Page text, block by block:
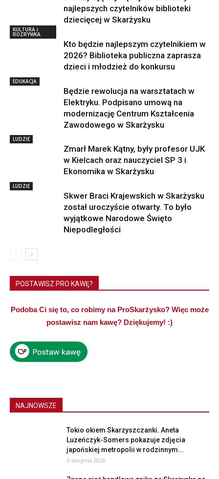
najlepszych czytelników biblioteki
dziecięcej w Skarżysku
KULTURA i
ROZRYWKA
Kto będzie najlepszym czytelnikiem w
2026? Biblioteka publiczna zaprasza
dzieci i młodzież do konkursu
EDUKACJA
Będzie rewolucja na warsztatach w
Elektryku. Podpisano umową na
modernizację Centrum Kształcenia
Zawodowego w Skarżysku
LUDZIE
Zmarł Marek Kątny, były profesor UJK
w Kielcach oraz nauczyciel SP 3 i
Ekonomika w Skarżysku
LUDZIE
Skwer Braci Krajewskich w Skarżysku
został uroczyście otwarty. To było
wyjątkowe Narodowe Święto
Niepodległości
POSTAWISZ PRO KAWĘ?
Podoba Ci się to, co robimy na ProSkarżysko? Więc może
postawisz nam kawę? Dziękujemy! :)
NAJNOWSZE
Tokio okiem Skarżyszczanki. Aneta
Luzeńczyk-Somers pokazuje zdjęcia
japońskiej metropolii w rodzinnym...
6 sierpnia 2026